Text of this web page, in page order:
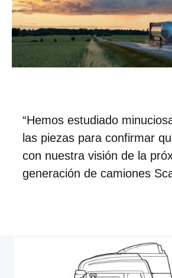
“Hemos estudiado
las piezas para confirmar
con nuestra visión de la
generación de camiones